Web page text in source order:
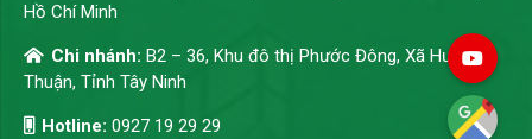
Hồ Chí Minh
Chi nhánh: B2 – 36, Khu đô thị Phước Đông, Xã Hưng
Thuận, Tỉnh Tây Ninh
Hotline: 0927 19 29 29